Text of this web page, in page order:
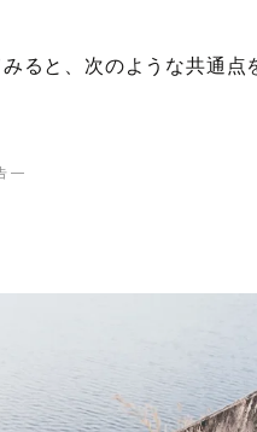
ると、次のような共通点
―